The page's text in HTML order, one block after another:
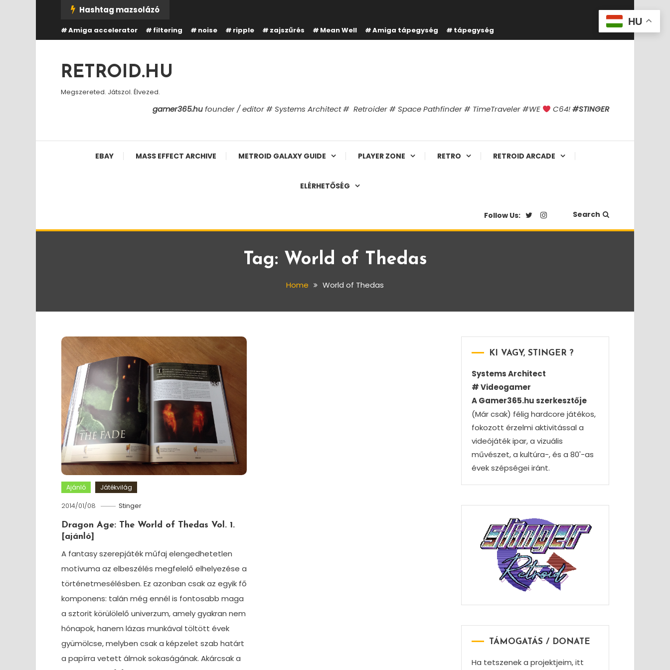
Content
Hashtag mazsolázó
Amiga accelerator filtering noise ripple zajszűrés Mean Well Amiga tápegység tápegység
RETROID.HU
Megszereted. Játszol. Élvezed.
gamer365.hufounder / editor # Systems Architect # Retroider # Space Pathfinder # TimeTraveler #WE C64!#STINGER
EBAY MASS EFFECT ARCHIVE METROID GALAXY GUIDE PLAYER ZONE RETRO RETROID ARCADE
ELÉRHETŐSÉG
Follow Us: Search
Tag: World of Thedas
Home World of Thedas
Ajánló Játékvilág
2014/01/08 Stinger
Dragon Age: The World of Thedas Vol. 1.
[ajánló]
A fantasy szerepjáték műfaj elengedhetetlen
motívuma az elbeszélés megfelelő elhelyezése a
történetmesélésben. Ez azonban csak az egyik fő
komponens: talán még ennél is fontosabb maga
a sztorit körülölelő univerzum, amely gyakran nem
hónapok, hanem lázas munkával töltött évek
gyümölcse, melyben csak a képzelet szab határt
a papírra vetett álmok sokaságának. Akárcsak a
KI VAGY, STINGER ?
Systems Architect
# Videogamer
A Gamer365.hu szerkesztője
(Már csak) félig hardcore játékos,
fokozott érzelmi aktivitással a
videójáték ipar, a vizuális
művészet, a kultúra-, és a 80'-as
évek szépségei iránt.
TÁMOGATÁS / DONATE
Ha tetszenek a projektjeim, itt
HU